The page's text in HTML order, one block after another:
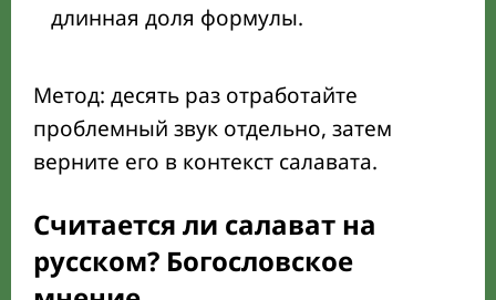
длинная доля формулы.
Метод: десять раз отработайте
проблемный звук отдельно, затем
верните его в контекст салавата.
Считается ли салават на
русском? Богословское